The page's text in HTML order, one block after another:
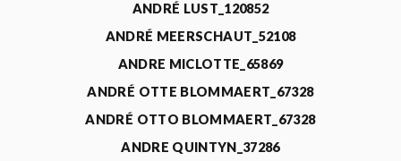
ANDRÉ LUST_120852
ANDRÉ MEERSCHAUT_52108
ANDRE MICLOTTE_65869
ANDRÉ OTTE BLOMMAERT_67328
ANDRÉ OTTO BLOMMAERT_67328
ANDRE QUINTYN_37286